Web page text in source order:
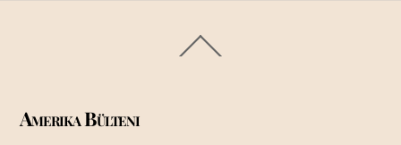
To
Amerika Bülteni